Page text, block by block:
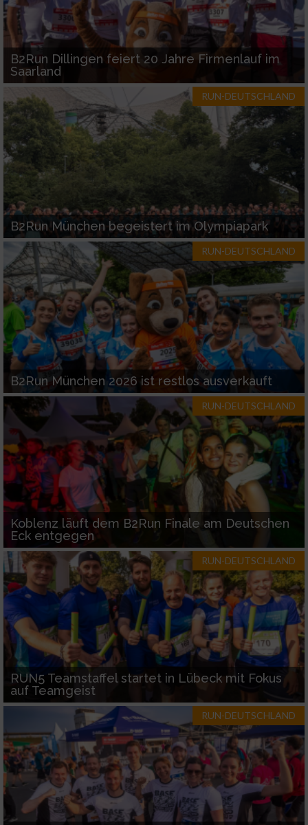
B2Run Dillingen feiert 20 Jahre Firmenlauf im
Saarland
RUN-DEUTSCHLAND
B2Run München begeistert im Olympiapark
RUN-DEUTSCHLAND
B2Run München 2026 ist restlos ausverkauft
RUN-DEUTSCHLAND
Koblenz läuft dem B2Run Finale am Deutschen
Eck entgegen
RUN-DEUTSCHLAND
RUN5 Teamstaffel startet in Lübeck mit Fokus
auf Teamgeist
RUN-DEUTSCHLAND